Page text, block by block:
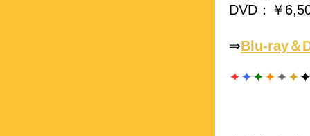
DVD：￥
⇒Blu-ray＆
✦✦✦✦✦✦